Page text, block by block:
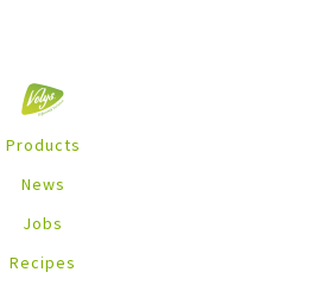
Products
News
Jobs
Recipes